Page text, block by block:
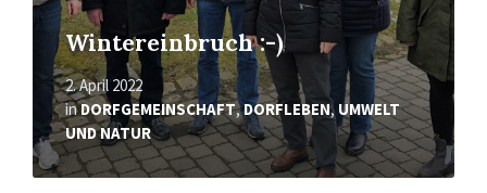
Wintereinbruch :-)
2. April 2022
inDORFGEMEINSCHAFT,DORFLEBEN, UMWELT
UND NATUR